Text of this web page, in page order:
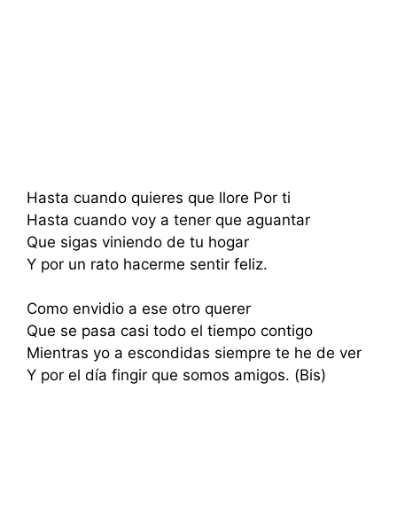
Hasta cuando quieres que llore Por ti
Hasta cuando voy a tener que aguantar
Que sigas viniendo de tu hogar
Y por un rato hacerme sentir feliz.
Como envidio a ese otro querer
Que se pasa casi todo el tiempo contigo
Mientras yo a escondidas siempre te he de ver
Y por el día fingir que somos amigos. (Bis)